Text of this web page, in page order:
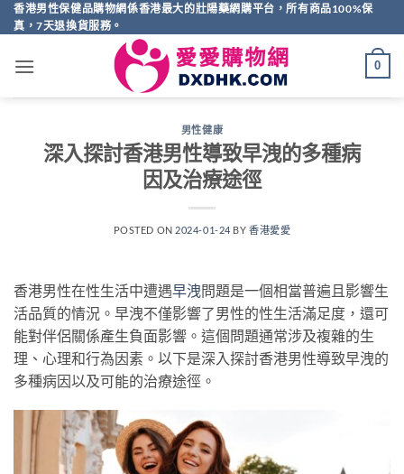
Skip
to
香港男性保健品購物網係香港最大的壯陽藥網購平台，所有商品100%保
真，7天退換貨服務。
0
男性健康
深入探討香港男性導致早洩的多種病
因及治療途徑
POSTED ON 2024-01-24 BY香港愛愛
香港男性在性生活中遭遇早洩問題是一個相當普遍且影響生
活品質的情況。早洩不僅影響了男性的性生活滿足度，還可
能對伴侶關係產生負面影響。這個問題通常涉及複雜的生
理、心理和行為因素。以下是深入探討香港男性導致早洩的
多種病因以及可能的治療途徑。